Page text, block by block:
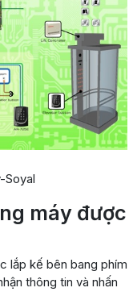
máy được
lắp kế bên bang phím
thông tin và nhấn